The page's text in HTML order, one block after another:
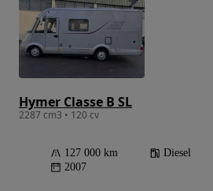
Hymer Classe B SL
2287 cm3 • 120 cv
127 000 km Diesel
2007